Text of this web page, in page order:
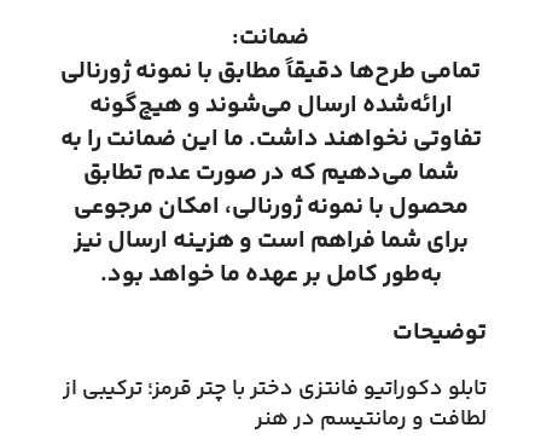
ضمانت:
تمامی طرح‌ها دقیقاً مطابق با نمونه ژورنالی
ارائه‌شده ارسال می‌شوند و هیچ‌گونه
تفاوتی نخواهند داشت. ما این ضمانت را به
شما می‌دهیم که در صورت عدم تطابق
محصول با نمونه ژورنالی، امکان مرجوعی
برای شما فراهم است و هزینه ارسال نیز
به‌طور کامل بر عهده ما خواهد بود.
توضیحات
تابلو دکوراتیو فانتزی دختر با چتر قرمز؛ ترکیبی از
لطافت و رمانتیسم در هنر